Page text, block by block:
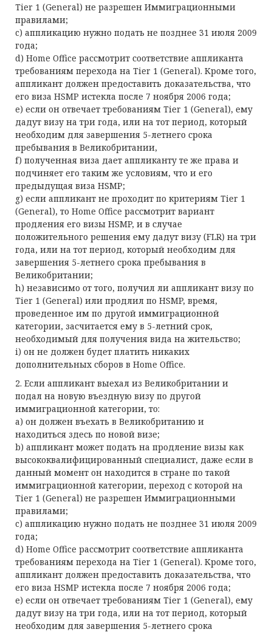
Tier 1 (General) не разрешен Иммиграционными
правилами;
c) аппликацию нужно подать не позднее 31 июля 2009
года;
d) Home Office рассмотрит соответствие аппликанта
требованиям перехода на Tier 1 (General). Кроме того,
аппликант должен предоставить доказательства, что
его виза HSMP истекла после 7 ноября 2006 года;
e) если он отвечает требованиям Tier 1 (General), ему
дадут визу на три года, или на тот период, который
необходим для завершения 5-летнего срока
пребывания в Великобритании,
f) полученная виза дает аппликанту те же права и
подчиняет его таким же условиям, что и его
предыдущая виза HSMP;
g) если аппликант не проходит по критериям Tier 1
(General), то Home Office рассмотрит вариант
продления его визы HSMP, и в случае
положительного решения ему дадут визу (FLR) на три
года, или на тот период, который необходим для
завершения 5-летнего срока пребывания в
Великобритании;
h) независимо от того, получил ли аппликант визу по
Tier 1 (General) или продлил по HSMP, время,
проведенное им по другой иммиграционной
категории, засчитается ему в 5-летний срок,
необходимый для получения вида на жительство;
i) он не должен будет платить никаких
дополнительных сборов в Home Office.
2. Если аппликант выехал из Великобритании и
подал на новую въездную визу по другой
иммиграционной категории, то:
a) он должен въехать в Великобританию и
находиться здесь по новой визе;
b) аппликант может подать на продление визы как
высококвалифицированный специалист, даже если в
данный момент он находится в стране по такой
иммиграционной категории, переход с которой на
Tier 1 (General) не разрешен Иммиграционными
правилами;
c) аппликацию нужно подать не позднее 31 июля 2009
года;
d) Home Office рассмотрит соответствие аппликанта
требованиям перехода на Tier 1 (General). Кроме того,
аппликант должен предоставить доказательства, что
его виза HSMP истекла после 7 ноября 2006 года;
e) если он отвечает требованиям Tier 1 (General), ему
дадут визу на три года, или на тот период, который
необходим для завершения 5-летнего срока